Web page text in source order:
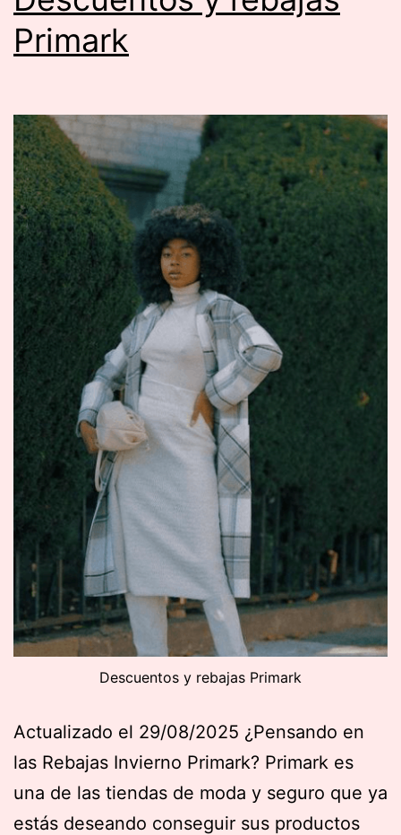
Primark
Descuentos y rebajas Primark
Actualizado el 29/08/2025 ¿Pensando en
las Rebajas Invierno Primark? Primark es
una de las tiendas de moda y seguro que ya
estás deseando conseguir sus productos